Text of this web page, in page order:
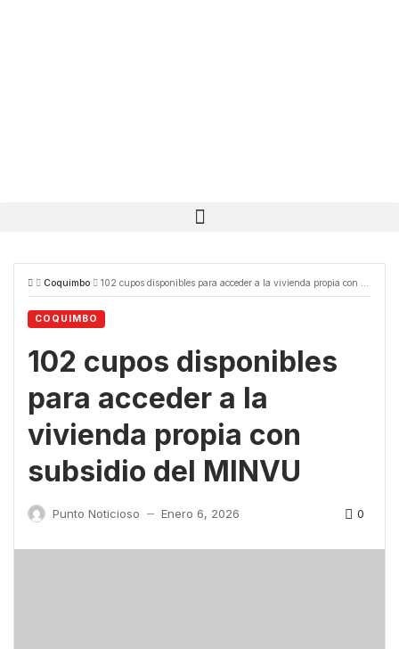
Coquimbo 102 cupos disponibles para acceder a la vivienda propia con subsidio del MINVU
COQUIMBO
102 cupos disponibles
para acceder a la
vivienda propia con
subsidio del MINVU
Punto Noticioso — Enero 6, 2026 0